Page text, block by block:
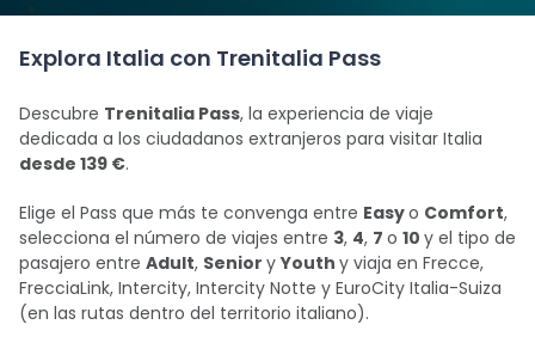
Explora Italia con Trenitalia Pass
Descubre Trenitalia Pass, la experiencia de viaje
dedicada a los ciudadanos extranjeros para visitar Italia
desde 139 €.
Elige el Pass que más te convenga entre Easyo Comfort,
selecciona el número de viajes entre 3, 4, 7 o 10 y el tipo de
pasajero entre Adult, Senior yYouth y viaja en Frecce,
FrecciaLink, Intercity, Intercity Notte y EuroCity Italia-Suiza
(en las rutas dentro del territorio italiano).